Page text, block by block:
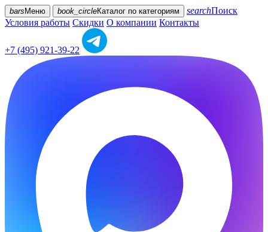
bars Меню book_circleКаталог по категориям searchПоиск
Условия работы Скидки О компании Контакты
+7 (495) 921-39-22